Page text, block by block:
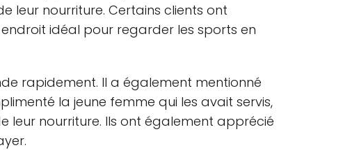
leur nourriture. Certains clients ont
idéal pour regarder les sports en
rapidement. Il a également mentionné
la jeune femme qui les avait servis,
leur nourriture. Ils ont également apprécié